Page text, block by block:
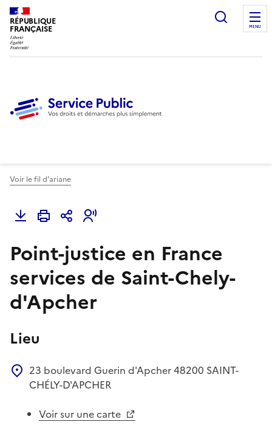
RÉPUBLIQUE
FRANÇAISE
Ouvrir
MENU
Voir le fil d'ariane
Point-justice en France
services de Saint-Chely-
d'Apcher
Lieu
23 boulevard Guerin d'Apcher48200 SAINT-
CHÉLY-D'APCHER
Voir sur une carte